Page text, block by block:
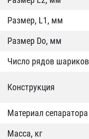
Размер, L1, мм
Размер Do, мм
Число рядов шариков
Конструкция
Материал сепаратора
Масса, кг